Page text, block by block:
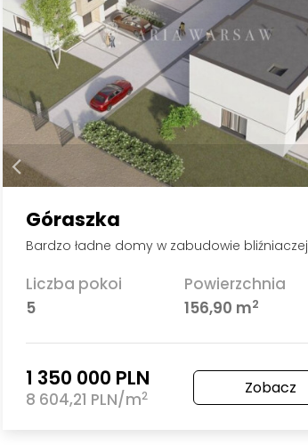
Góraszka
Bardzo ładne domy w zabudowie bliźniaczej
Liczba pokoi
5
Powierzchnia
156,90 m2
1 350 000 PLN
8 604,21 PLN/m2 Zobacz